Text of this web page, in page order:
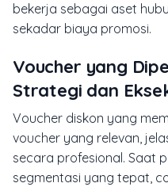
bekerja sebagai aset
sekadar biaya promosi.
Voucher yang
Strategi dan
Voucher diskon yang
voucher yang relevan,
secara profesional. Saat
segmentasi yang tepat,